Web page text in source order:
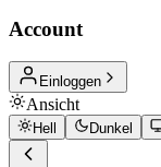
Account
Einloggen
Ansicht
Hell Dunkel